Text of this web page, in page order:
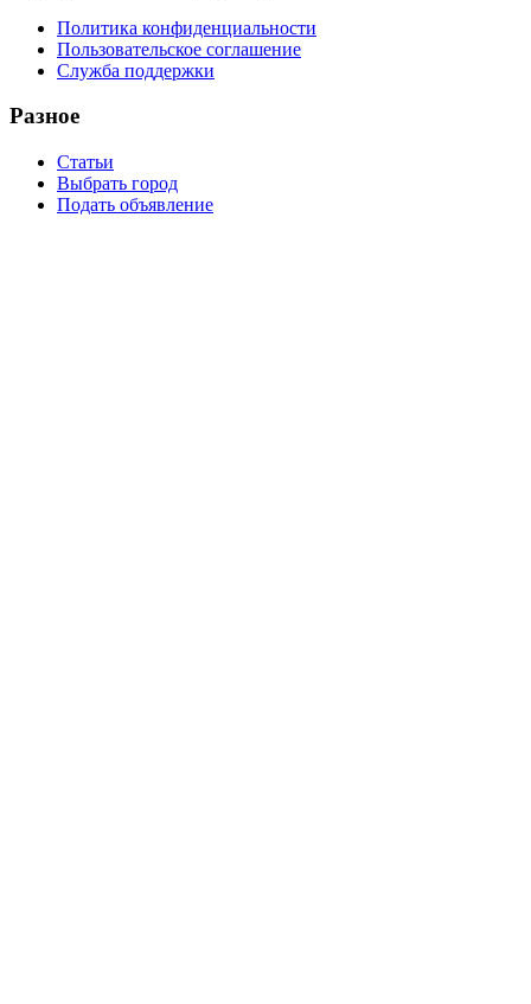
Политика конфиденциальности
Пользовательское соглашение
Служба поддержки
Разное
Статьи
Выбрать город
Подать объявление